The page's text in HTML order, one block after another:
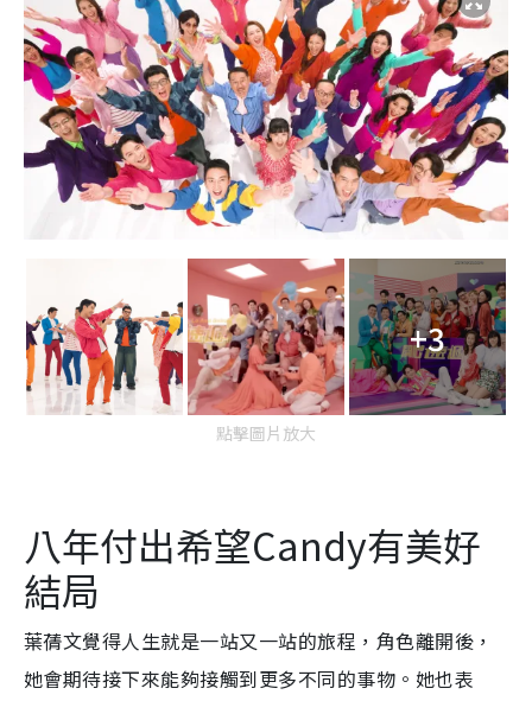
+3
點擊圖片放大
八年付出希望Candy有美好
結局
葉蒨文覺得人生就是一站又一站的旅程，角色離開後，
她會期待接下來能夠接觸到更多不同的事物。她也表